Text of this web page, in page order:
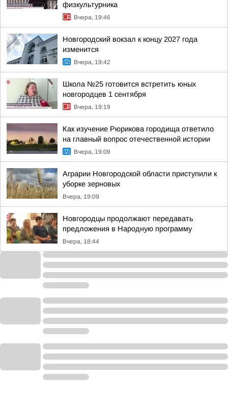
физкультурника
Вчера, 19:46
Новгородский вокзал к концу 2027 года
изменится
Вчера, 19:42
Школа №25 готовится встретить юных
новгородцев 1 сентября
Вчера, 19:19
Как изучение Рюрикова городища ответило
на главный вопрос отечественной истории
Вчера, 19:09
Аграрии Новгородской области приступили к
уборке зерновых
Вчера, 19:09
Новгородцы продолжают передавать
предложения в Народную программу
Вчера, 18:44